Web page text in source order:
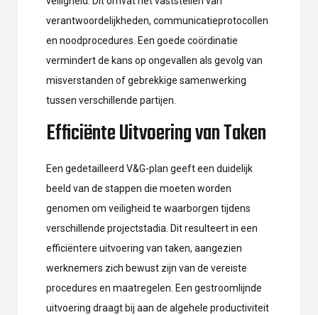
verantwoordelijkheden, communicatieprotocollen
en noodprocedures. Een goede coördinatie
vermindert de kans op ongevallen als gevolg van
misverstanden of gebrekkige samenwerking
tussen verschillende partijen.
Efficiënte Uitvoering van Taken
Een gedetailleerd V&G-plan geeft een duidelijk
beeld van de stappen die moeten worden
genomen om veiligheid te waarborgen tijdens
verschillende projectstadia. Dit resulteert in een
efficiëntere uitvoering van taken, aangezien
werknemers zich bewust zijn van de vereiste
procedures en maatregelen. Een gestroomlijnde
uitvoering draagt bij aan de algehele productiviteit